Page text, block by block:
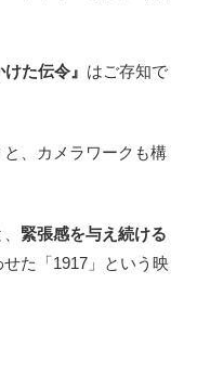
けた伝令』 はご存知で
、カメラワークも構
緊張感を与え続ける
せた「1917」という映